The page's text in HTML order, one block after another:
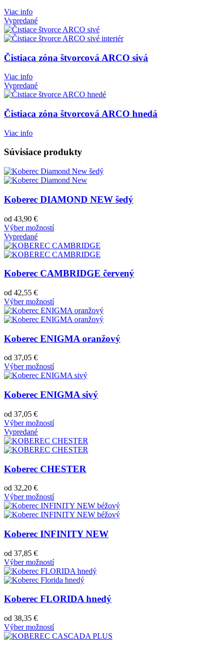
Viac info
Vypredané
Čistiaca zóna štvorcová ARCO sivá
Viac info
Vypredané
Čistiaca zóna štvorcová ARCO hnedá
Viac info
Súvisiace produkty
Koberec DIAMOND NEW šedý
od 43,90 €
Výber možností
Vypredané
Koberec CAMBRIDGE červený
od 42,55 €
Výber možností
Koberec ENIGMA oranžový
od 37,05 €
Výber možností
Koberec ENIGMA sivý
od 37,05 €
Výber možností
Vypredané
Koberec CHESTER
od 32,20 €
Výber možností
Koberec INFINITY NEW
od 37,85 €
Výber možností
Koberec FLORIDA hnedý
od 38,35 €
Výber možností